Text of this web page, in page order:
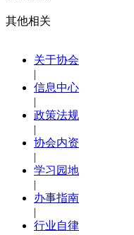
其他相关
关于协会
|
信息中心
|
政策法规
|
协会内资
|
学习园地
|
办事指南
|
行业自律